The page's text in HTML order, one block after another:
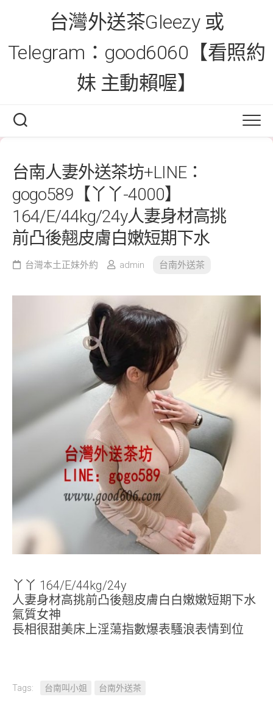
台灣外送茶Gleezy 或
Telegram：good6060【看照約
妹 主動賴喔】
台南人妻外送茶坊+LINE：
gogo589【丫丫-4000】
164/E/44kg/24y人妻身材高挑
前凸後翹皮膚白嫩短期下水
台灣本土正妹外約 admin 台南外送茶
丫丫 164/E/44kg/24y
人妻身材高挑前凸後翹皮膚白白嫩嫩短期下水
氣質女神
長相很甜美床上淫蕩指數爆表騷浪表情到位
Tags: 台南叫小姐 台南外送茶